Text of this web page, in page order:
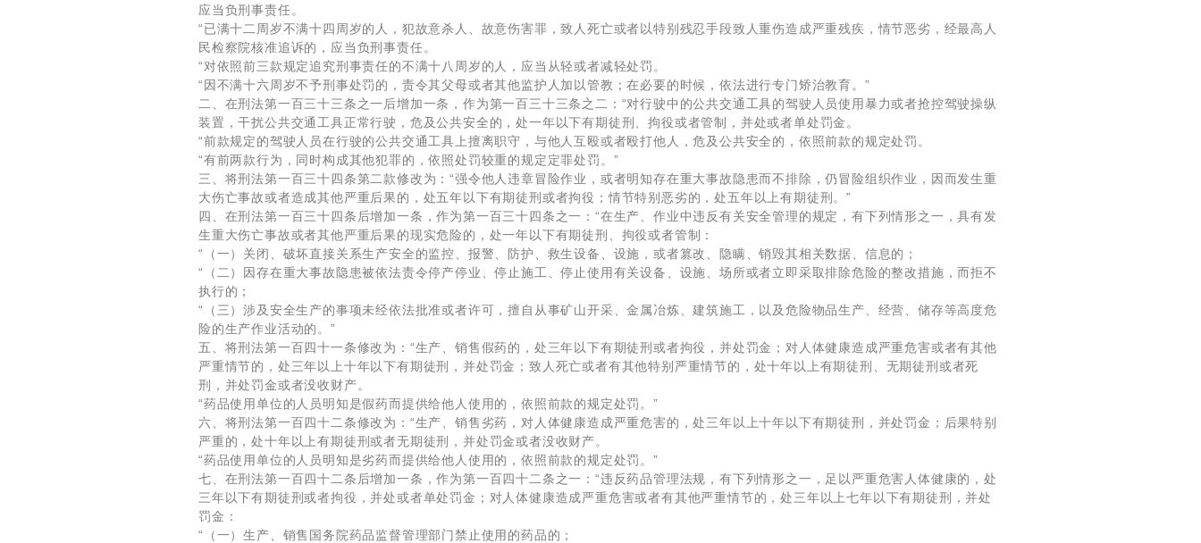
应当负刑事责任。
“已满十二周岁不满十四周岁的人，犯故意杀人、故意伤害罪，致人死亡或者以特别残忍手段致人重伤造成严重残疾，情节恶劣，经最高人
民检察院核准追诉的，应当负刑事责任。
“对依照前三款规定追究刑事责任的不满十八周岁的人，应当从轻或者减轻处罚。
“因不满十六周岁不予刑事处罚的，责令其父母或者其他监护人加以管教；在必要的时候，依法进行专门矫治教育。”
二、在刑法第一百三十三条之一后增加一条，作为第一百三十三条之二：“对行驶中的公共交通工具的驾驶人员使用暴力或者抢控驾驶操纵
装置，干扰公共交通工具正常行驶，危及公共安全的，处一年以下有期徒刑、拘役或者管制，并处或者单处罚金。
“前款规定的驾驶人员在行驶的公共交通工具上擅离职守，与他人互殴或者殴打他人，危及公共安全的，依照前款的规定处罚。
“有前两款行为，同时构成其他犯罪的，依照处罚较重的规定定罪处罚。”
三、将刑法第一百三十四条第二款修改为：“强令他人违章冒险作业，或者明知存在重大事故隐患而不排除，仍冒险组织作业，因而发生重
大伤亡事故或者造成其他严重后果的，处五年以下有期徒刑或者拘役；情节特别恶劣的，处五年以上有期徒刑。”
四、在刑法第一百三十四条后增加一条，作为第一百三十四条之一：“在生产、作业中违反有关安全管理的规定，有下列情形之一，具有发
生重大伤亡事故或者其他严重后果的现实危险的，处一年以下有期徒刑、拘役或者管制：
“（一）关闭、破坏直接关系生产安全的监控、报警、防护、救生设备、设施，或者篡改、隐瞒、销毁其相关数据、信息的；
“（二）因存在重大事故隐患被依法责令停产停业、停止施工、停止使用有关设备、设施、场所或者立即采取排除危险的整改措施，而拒不
执行的；
“（三）涉及安全生产的事项未经依法批准或者许可，擅自从事矿山开采、金属冶炼、建筑施工，以及危险物品生产、经营、储存等高度危
险的生产作业活动的。”
五、将刑法第一百四十一条修改为：“生产、销售假药的，处三年以下有期徒刑或者拘役，并处罚金；对人体健康造成严重危害或者有其他
严重情节的，处三年以上十年以下有期徒刑，并处罚金；致人死亡或者有其他特别严重情节的，处十年以上有期徒刑、无期徒刑或者死
刑，并处罚金或者没收财产。
“药品使用单位的人员明知是假药而提供给他人使用的，依照前款的规定处罚。”
六、将刑法第一百四十二条修改为：“生产、销售劣药，对人体健康造成严重危害的，处三年以上十年以下有期徒刑，并处罚金；后果特别
严重的，处十年以上有期徒刑或者无期徒刑，并处罚金或者没收财产。
“药品使用单位的人员明知是劣药而提供给他人使用的，依照前款的规定处罚。”
七、在刑法第一百四十二条后增加一条，作为第一百四十二条之一：“违反药品管理法规，有下列情形之一，足以严重危害人体健康的，处
三年以下有期徒刑或者拘役，并处或者单处罚金；对人体健康造成严重危害或者有其他严重情节的，处三年以上七年以下有期徒刑，并处
罚金：
“（一）生产、销售国务院药品监督管理部门禁止使用的药品的；